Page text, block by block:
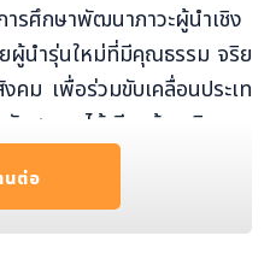
รศึกษาพัฒนาภาวะผู้นำเชิง
ยผู้นำรุ่นใหม่ที่มีคุณธรรม จริย
คม เพื่อร่วมขับเคลื่อนประเท
สูตรจะได้เรียนรู้จากวิทยาก
กประสบการณ์ ฝึกทักษะและ
อาชีพ การฝึกเอาตัวรอดในส
ลโกงไซเบอร์ระดับขั้นลึก เพื่
นต่อ